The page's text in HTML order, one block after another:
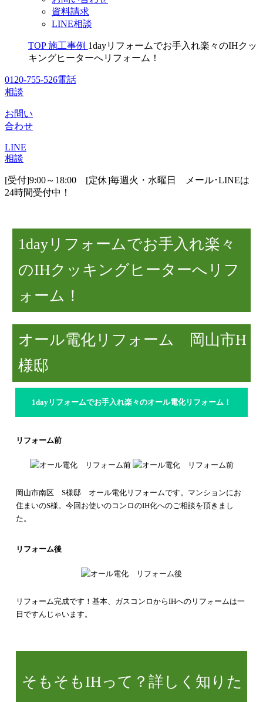
資料請求
LINE相談
TOP 施工事例 1dayリフォームでお手入れ楽々のIHクッ
キングヒーターへリフォーム！
0120-755-526電話
相談
お問い
合わせ
LINE
相談
[受付]9:00～18:00 [定休]毎週火・水曜日
メール･LINEは
24時間受付中！
1dayリフォームでお手入れ楽々
のIHクッキングヒーターへリフ
ォーム！
オール電化リフォーム 岡山市H
様邸
1dayリフォームでお手入れ楽々のオール電化リフォーム！
リフォーム前
岡山市南区 S様邸 オール電化リフォームです。 マンションにお
住まいのS様。 今回お使いのコンロのIH化へのご相談を頂きまし
た。
リフォーム後
リフォーム完成です！ 基本、ガスコンロからIHへのリフォームは一
日ですんじゃいます。
そもそもIHって？詳しく知りた